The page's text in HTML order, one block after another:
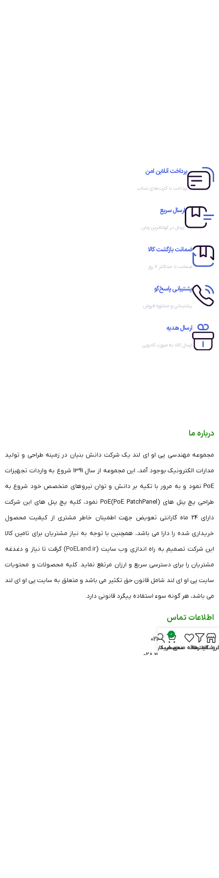
پرداخت آنلاین امن
پرداخت با کارت‌های شتاب
ارسال سریع
ارسال در کوتاه‌ترین زمان
ضمانت بازگشت کالا
ضمانت تا حداکثر ۷ روز
پشتیبانی پاسخ‌گو
پشتیبانی و مشاوره فروش
ارسال هدیه
ارسال کالا به صورت کادویی
درباره ما
مجموعه مهندسی پی او ای لند یک شرکت دانش بنیان در زمینه طراحی و تولید
مدارات الکترونیک بوجود آمد، این مجموعه از سال 1391 شروع به واردات تجهیزات
PoE نمود و به مرور با تکیه بر دانش و توان نیروهای متخصص خود شروع به
طراحی پچ پنل های (PoE PatchPanel)PoE نمود، کلیه پچ پنل های این شرکت
دارای 24 ماه گارانتی تعویض جهت اطمینان خاطر مشتری از کیفیت محصول
خریداری شده را دارا می باشد، همچنین با توجه به نیاز مشتریان برای تامین کالا
این شرکت تصمیم به راه اندازی وب سایت (PoELand.ir) گرفت تا نیاز و دغدغه
مشتریان را برای دسترسی سریع و ارزان مرتفع نماید. کلیه محصولات و محتویات
سایت پی او ای لند شامل قانون حق تکثیر می باشد و متعلق به سایت پی او ای لند
می باشد، هر گونه سوء استفاده پیگرد قانونی دارد.
اطلاعات تماس
دفتر تهران: 26420541 021
فروشگاهفیلترهاعلاقه مندی
0
سبد خرید
حساب کاربری من